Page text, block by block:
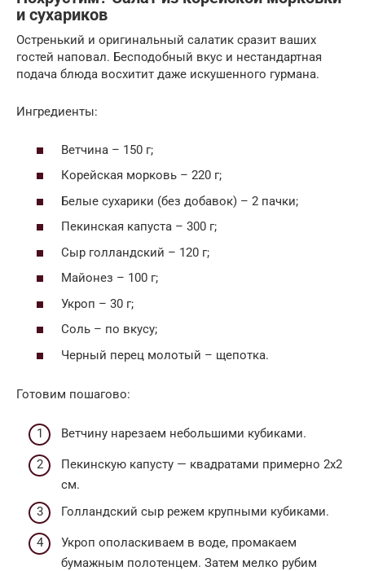
и сухариков
Остренький и оригинальный салатик сразит ваших
гостей наповал. Бесподобный вкус и нестандартная
подача блюда восхитит даже искушенного гурмана.
Ингредиенты:
Ветчина – 150 г;
Корейская морковь – 220 г;
Белые сухарики (без добавок) – 2 пачки;
Пекинская капуста – 300 г;
Сыр голландский – 120 г;
Майонез – 100 г;
Укроп – 30 г;
Соль – по вкусу;
Черный перец молотый – щепотка.
Готовим пошагово:
Ветчину нарезаем небольшими кубиками.
Пекинскую капусту — квадратами примерно 2х2
см.
Голландский сыр режем крупными кубиками.
Укроп ополаскиваем в воде, промакаем
бумажным полотенцем. Затем мелко рубим